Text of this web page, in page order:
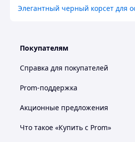
Элегантный черный корсет для
Покупателям
Справка для покупателей
Prom-поддержка
Акционные предложения
Что такое «Купить с Prom»